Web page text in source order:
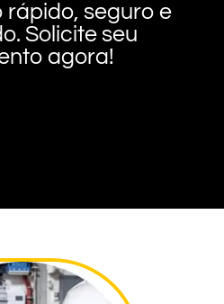
seguro e
Solicite seu
agora!